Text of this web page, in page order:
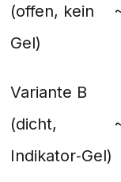
(offen, kein
Gel)
Variante B
(dicht,
Indikator‑Gel)